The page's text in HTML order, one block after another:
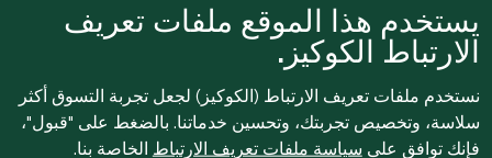
يستخدم هذا الموقع ملفات تعريف
الارتباط الكوكيز.
نستخدم ملفات تعريف الارتباط (الكوكيز) لجعل تجربة التسوق أكثر
سلاسة، وتخصيص تجربتك، وتحسين خدماتنا. بالضغط على "قبول"،
فإنك توافق على سياسة ملفات تعريف الارتباط الخاصة بنا.